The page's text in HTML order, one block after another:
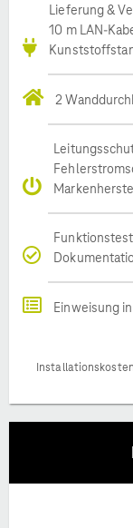
Lieferung &
10 m LAN-
2
Einweisung